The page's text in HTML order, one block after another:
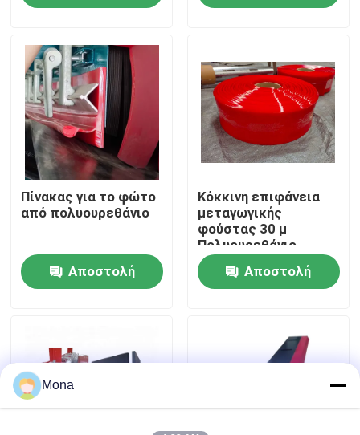
Βίντεο
Σχετικά με εμάς
Γύρος εργοστασίων
Ποιοτικός έλεγχος
επαφή
Κεραμικό σκάφος της γραμμής ένδυσης
Πίνακας για το φώτο
από πολυουρεθάνιο
Αποστολή
Κόκκινη επιφάνεια
μεταγωγικής
φούστας 30 μ
Πολυουρεθάνιο
φούστος μακρά
διάρκεια ζωής
Αποστολή
Mona